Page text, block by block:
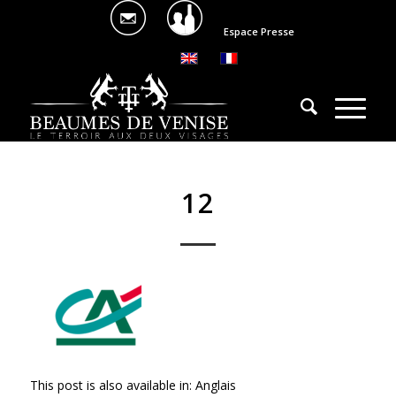
Espace Presse
12
This post is also available in: Anglais